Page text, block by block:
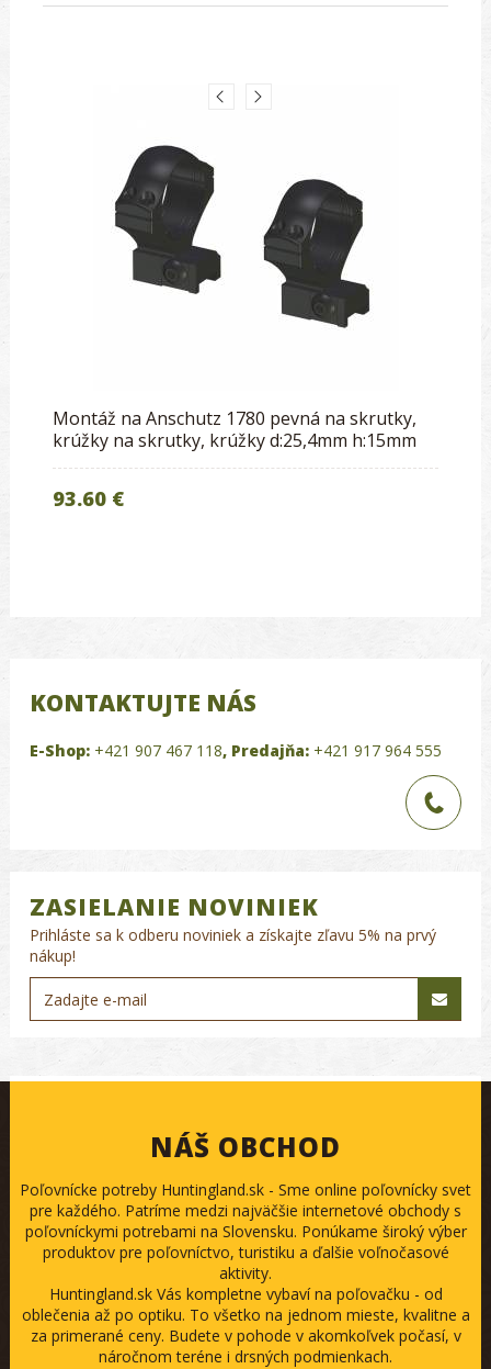
Montáž na Anschutz 1780 pevná na skrutky,
krúžky na skrutky, krúžky d:25,4mm h:15mm
93.60 €
KONTAKTUJTE NÁS
E-Shop: +421 907 467 118, Predajňa: +421 917 964 555
ZASIELANIE NOVINIEK
Prihláste sa k odberu noviniek a získajte zľavu 5% na prvý
nákup!
NÁŠ OBCHOD
Poľovnícke potreby Huntingland.sk - Sme online poľovnícky svet
pre každého. Patríme medzi najväčšie internetové obchody s
poľovníckymi potrebami na Slovensku. Ponúkame široký výber
produktov pre poľovníctvo, turistiku a ďalšie voľnočasové
aktivity.
Huntingland.sk Vás kompletne vybaví na poľovačku - od
oblečenia až po optiku. To všetko na jednom mieste, kvalitne a
za primerané ceny. Budete v pohode v akomkoľvek počasí, v
náročnom teréne i drsných podmienkach.